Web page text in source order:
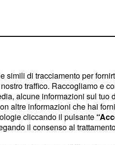
di zona si occuperà
La posizione è
VeronaoFerrara.
è alla ricerca di
Per quanto riguarda
simili di tracciamento per
traffico. Raccogliamo e
alcune informazioni sul tuo
altre informazioni che hai
cliccando il pulsante
il consenso al